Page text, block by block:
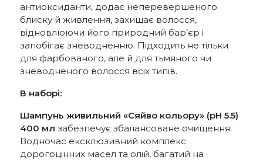
антиоксиданти, додає неперевершеного
блиску й живлення, захищає волосся,
відновлюючи його природний бар’єр і
запобігає зневодненню. Підходить не тільки
для фарбованого, але й для тьмяного чи
зневодненого волосся всіх типів.
В наборі:
Шампунь живильний «Сяйво кольору» (pH 5.5)
400 мл забезпечує збалансоване очищення.
Водночас ексклюзивний комплекс
дорогоцінних масел та олій, багатий на